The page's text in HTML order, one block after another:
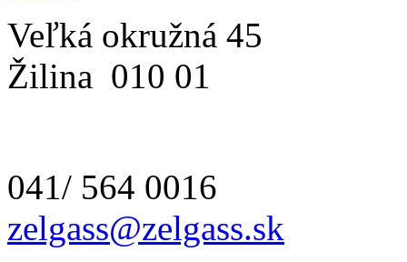
Veľká okružná 45
Žilina 010 01
041/ 564 0016
zelgass@zelgass.sk